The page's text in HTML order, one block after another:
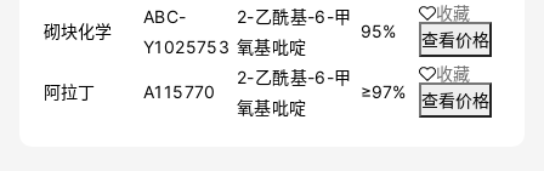
砌块化学
ABC-
Y1025753
2-乙酰基-6-甲
氧基吡啶
95%
收藏
查看价格
阿拉丁 A115770
2-乙酰基-6-甲
氧基吡啶
≥97%
收藏
查看价格